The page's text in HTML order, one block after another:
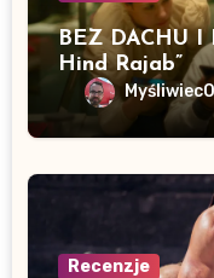
BEZ DACHU I
Hind Rajab”
Recenzje